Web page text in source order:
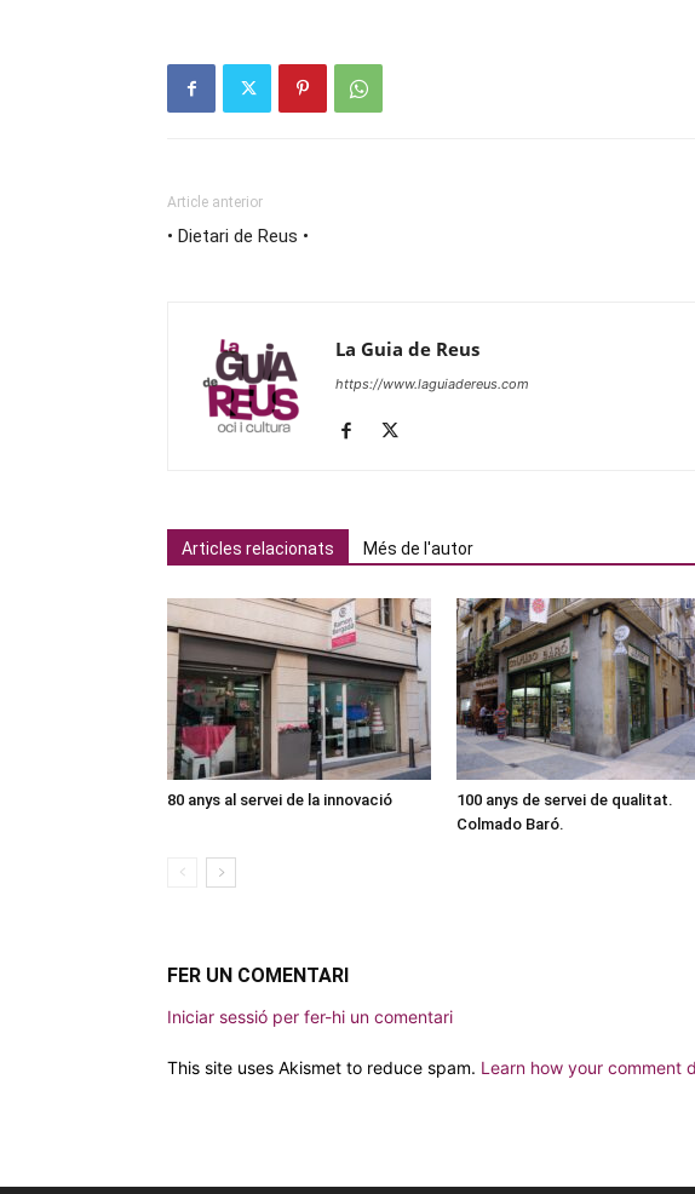
Article anterior
• Dietari de Reus •
La Guia de Reus
https://www.laguiadereus.com
Articles relacionats Més de l'autor
80 anys al servei de la innovació
100 anys de servei de qualitat.
Colmado Baró.
FER UN COMENTARI
Iniciar sessió per fer-hi un comentari
This site uses Akismet to reduce spam. Learn how your comment